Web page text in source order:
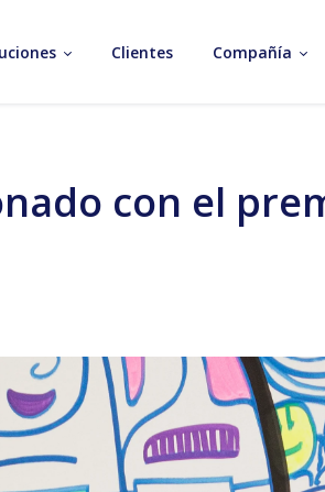
Clientes Compañía
con el